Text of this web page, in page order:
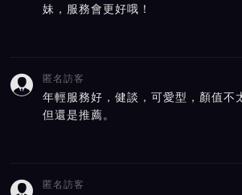
妹，服務會更好哦！
 匿名訪客
年輕服務好，健談，可愛型，顏值不
但還是推薦。
匿名訪客